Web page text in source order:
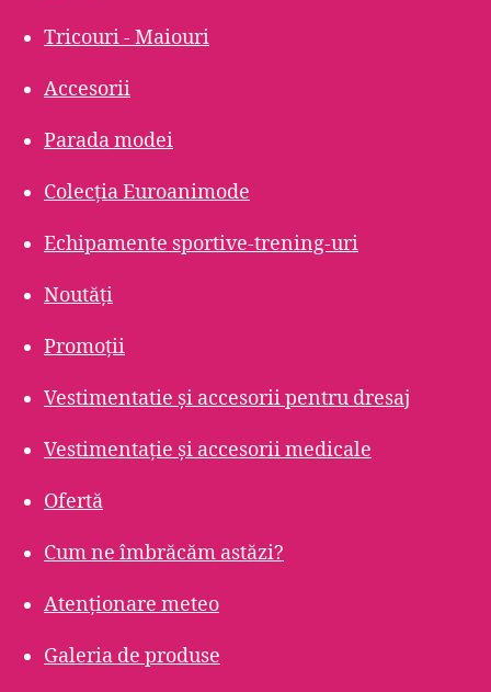
Tricouri - Maiouri
Accesorii
Parada modei
Colecția Euroanimode
Echipamente sportive-trening-uri
Noutăți
Promoții
Vestimentatie și accesorii pentru dresaj
Vestimentație și accesorii medicale
Ofertă
Cum ne îmbrăcăm astăzi?
Atenționare meteo
Galeria de produse